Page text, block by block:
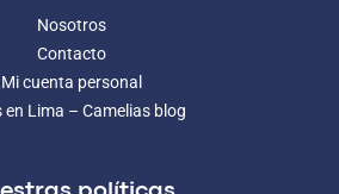
Nosotros
Contacto
Mi cuenta personal
en Lima – Camelias blog